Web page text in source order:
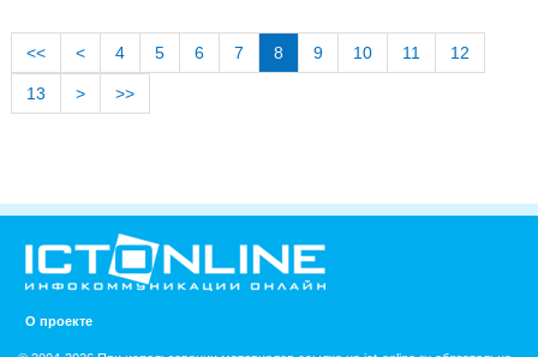
<< < 4 5 6 7 8 9 10 11 12
13 > >>
О проекте